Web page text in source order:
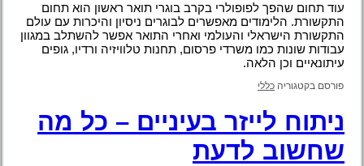
עוד תחום שהפך לפופולרי בקרב בוגרי תואר ראשון הוא תחום
התקשורת. הלימודים מאפשרים לבוגרים ניסיון והיכרות עם עולם
התקשורת הישראלי והעולמי ואחרי התואר אפשר להשתלב במגוון
עבודות שונות כמו משרדי פרסום, תחנות טלוויזיה ורדיו, גופים
עיתונאיים וכן הלאה.
פורסם בקטגוריה כללי
ניתוח לייזר בעיניים – כל מה
שחשוב לדעת